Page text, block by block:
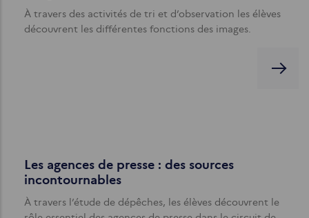
À travers des activités de tri et d’observation les élèves
découvrent les différentes fonctions des images.
Les agences de presse : des sources
incontournables
À travers l’étude de dépêches, les élèves découvrent le